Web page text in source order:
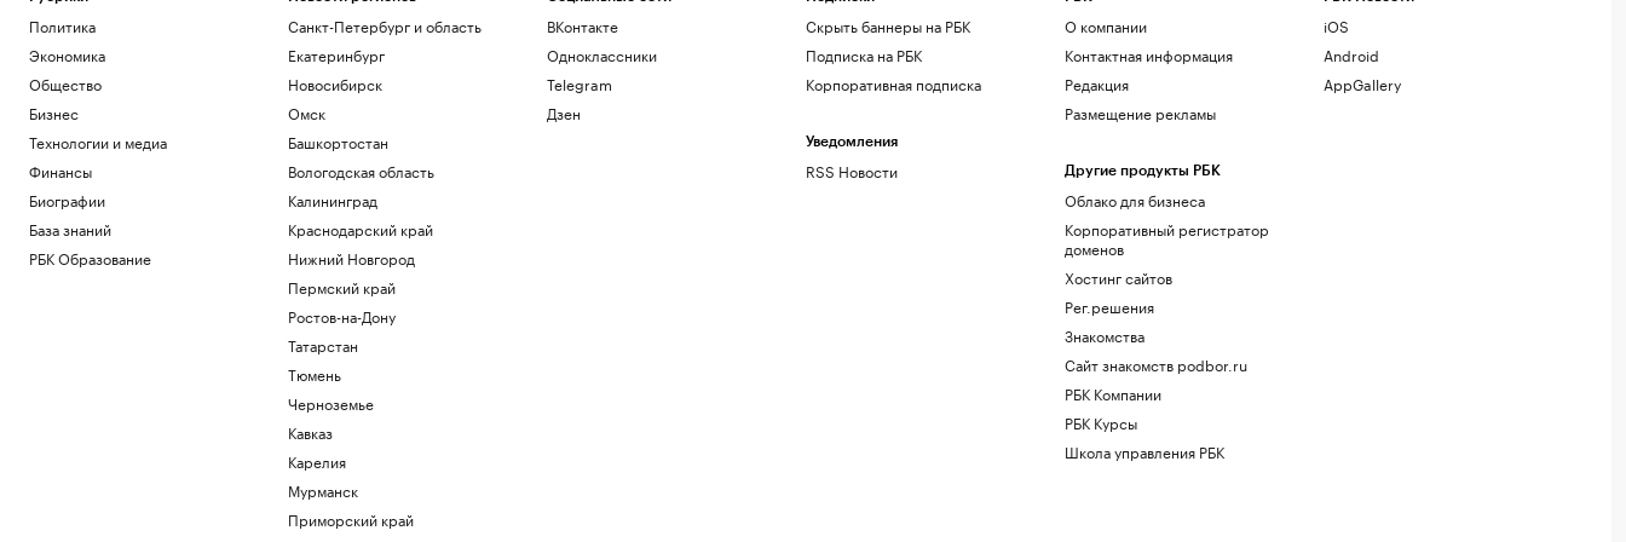
Политика
Экономика
Общество
Бизнес
Технологии и медиа
Финансы
Биографии
База знаний
РБК Образование
Санкт-Петербург и область
Екатеринбург
Новосибирск
Омск
Башкортостан
Вологодская область
Калининград
Краснодарский край
Нижний Новгород
Пермский край
Ростов-на-Дону
Татарстан
Тюмень
Черноземье
Кавказ
Карелия
Мурманск
Приморский край
ВКонтакте
Одноклассники
Telegram
Дзен
Скрыть баннеры на РБК
Подписка на РБК
Корпоративная подписка
Уведомления
RSS Новости
О компании
Контактная информация
Редакция
Размещение рекламы
Другие продукты РБК
Облако для бизнеса
Корпоративный регистратор
доменов
Хостинг сайтов
Рег.решения
Знакомства
Сайт знакомств podbor.ru
РБК Компании
РБК Курсы
Школа управления РБК
iOS
Android
AppGallery